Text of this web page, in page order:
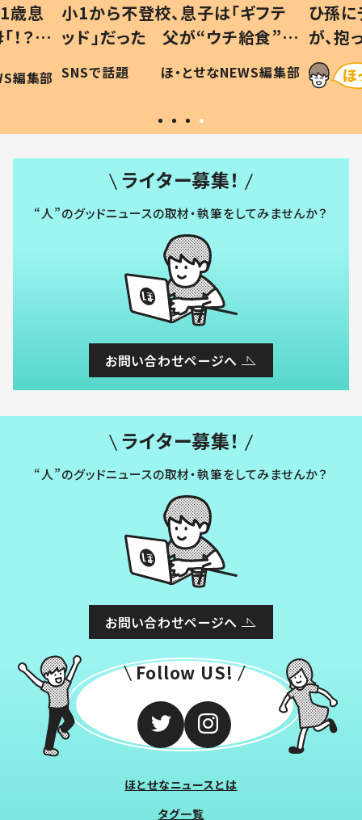
歳息
？」
編集部
小1から不登校、息子は「ギフテ
ッド」だった 父が“ウチ給食”を
作り続ける理由とは #令和の親
#令和の子
SNSで話題 ほ・とせなNEWS編集部
ひ孫
が、
「涙が
い」
ライター募集！
“人”のグッドニュースの取材・執筆をしてみませんか？
お問い合わせページへ
ライター募集！
“人”のグッドニュースの取材・執筆をしてみませんか？
お問い合わせページへ
Follow US!
ほとせなニュースとは
タグ一覧